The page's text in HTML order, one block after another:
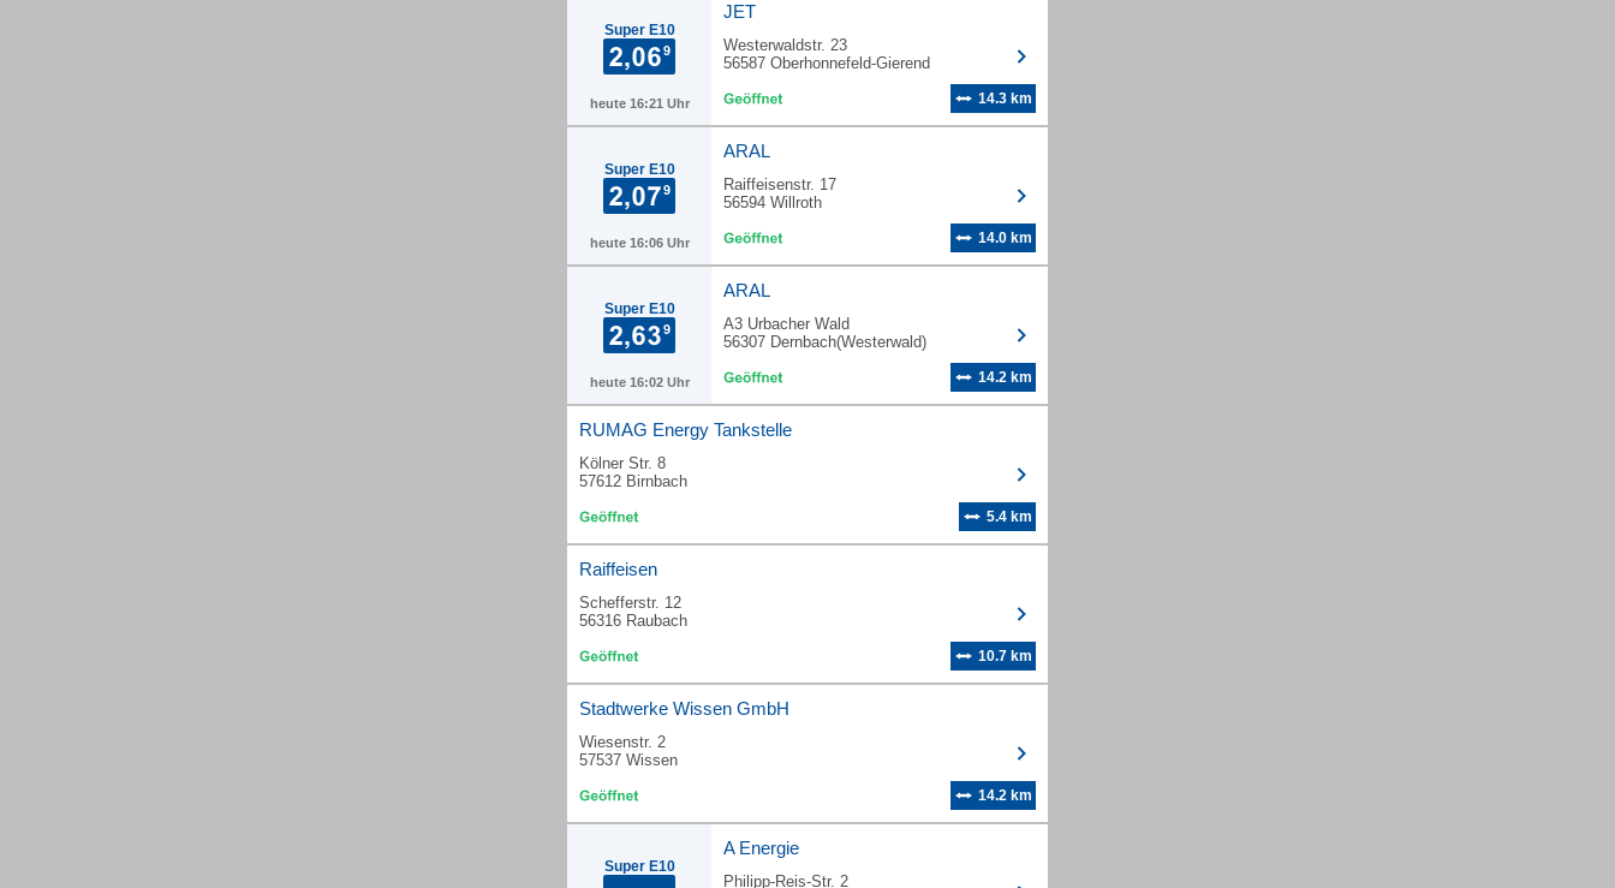
Super E10
heute 16:21 Uhr
JET
Westerwaldstr. 23
56587 Oberhonnefeld-Gierend
14.3 km
Super E10
heute 16:06 Uhr
ARAL
Raiffeisenstr. 17
56594 Willroth
14.0 km
Super E10
heute 16:02 Uhr
ARAL
A3 Urbacher Wald
56307 Dernbach(Westerwald)
14.2 km
RUMAG Energy Tankstelle
Kölner Str. 8
57612 Birnbach
5.4 km
Raiffeisen
Schefferstr. 12
56316 Raubach
10.7 km
Stadtwerke Wissen GmbH
Wiesenstr. 2
57537 Wissen
14.2 km
Super E10
A Energie
Philipp-Reis-Str. 2